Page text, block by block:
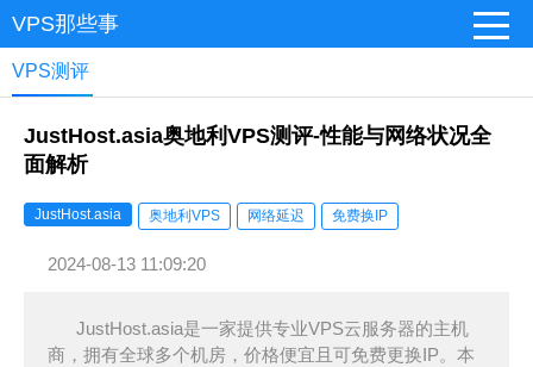
VPS那些事
VPS测评
JustHost.asia奥地利VPS测评-性能与网络状况全
面解析
JustHost.asia 奥地利VPS 网络延迟 免费换IP
2024-08-13 11:09:20
JustHost.asia是一家提供专业VPS云服务器的主机
商，拥有全球多个机房，价格便宜且可免费更换IP。本